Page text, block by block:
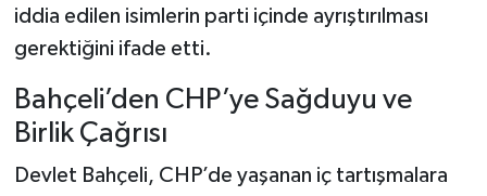
iddia edilen isimlerin parti içinde ayrıştırılması
gerektiğini ifade etti.
Bahçeli’den CHP’ye Sağduyu ve
Birlik Çağrısı
Devlet Bahçeli, CHP’de yaşanan iç tartışmalara